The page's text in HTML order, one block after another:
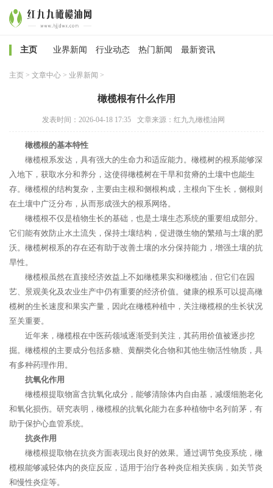
主页 业界新闻 行业动态 热门新闻 最新资讯
主页 > 文章中心 > 业界新闻 >
橄榄根有什么作用
发表时间：2026-04-18 17:35 文章来源：红九九橄榄油网
橄榄根的基本特性
橄榄根系发达，具有强大的生命力和适应能力。橄榄树的根系能够深
入地下，获取水分和养分，这使得橄榄树在干旱和贫瘠的土壤中也能生
存。橄榄根的结构复杂，主要由主根和侧根构成，主根向下生长，侧根则
在土壤中广泛分布，从而形成强大的根系网络。
橄榄根不仅是植物生长的基础，也是土壤生态系统的重要组成部分。
它们能有效防止水土流失，保持土壤结构，促进微生物的繁殖与土壤的肥
沃。橄榄树根系的存在还有助于改善土壤的水分保持能力，增强土壤的抗
旱性。
橄榄根虽然在直接经济效益上不如橄榄果实和橄榄油，但它们在园
艺、景观美化及农业生产中仍有重要的经济价值。健康的根系可以提高橄
榄树的生长速度和果实产量，因此在橄榄种植中，关注橄榄根的生长状况
至关重要。
近年来，橄榄根在中医药领域逐渐受到关注，其药用价值被逐步挖
掘。橄榄根的主要成分包括多糖、黄酮类化合物和其他生物活性物质，具
有多种药理作用。
抗氧化作用
橄榄根提取物富含抗氧化成分，能够清除体内自由基，减缓细胞老化
和氧化损伤。研究表明，橄榄根的抗氧化能力在多种植物中名列前茅，有
助于保护心血管系统。
抗炎作用
橄榄根提取物在抗炎方面表现出良好的效果。通过调节免疫系统，橄
榄根能够减轻体内的炎症反应，适用于治疗各种炎症相关疾病，如关节炎
和慢性炎症等。